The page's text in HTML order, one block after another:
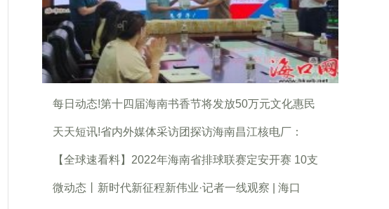
每日动态!第十四届海南书香节将发放50万元文化惠民
天天短讯!省内外媒体采访团探访海南昌江核电厂：
【全球速看料】2022年海南省排球联赛定安开赛 10支
微动态丨新时代新征程新伟业·记者一线观察 | 海口